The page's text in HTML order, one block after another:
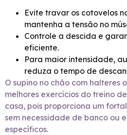
Evite travar os cotovelos
mantenha a tensão no
Controle a descida e
eficiente.
Para maior intensidade,
reduza o tempo de
O supino no chão com halteres
melhores exercícios do treino
casa, pois proporciona um
sem necessidade de banco ou
específicos.